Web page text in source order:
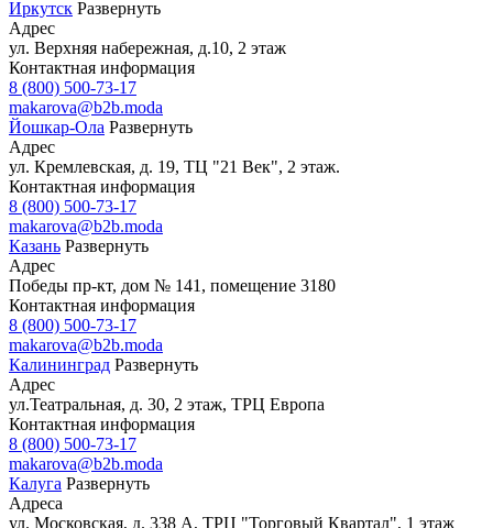
Иркутск Развернуть
Адрес
ул. Верхняя набережная, д.10, 2 этаж
Контактная информация
8 (800) 500-73-17
makarova@b2b.moda
Йошкар-Ола Развернуть
Адрес
ул. Кремлевская, д. 19, ТЦ "21 Век", 2 этаж.
Контактная информация
8 (800) 500-73-17
makarova@b2b.moda
Казань Развернуть
Адрес
Победы пр-кт, дом № 141, помещение 3180
Контактная информация
8 (800) 500-73-17
makarova@b2b.moda
Калининград Развернуть
Адрес
ул.Театральная, д. 30, 2 этаж, ТРЦ Европа
Контактная информация
8 (800) 500-73-17
makarova@b2b.moda
Калуга Развернуть
Адреса
ул. Московская, д. 338 А, ТРЦ "Торговый Квартал", 1 этаж